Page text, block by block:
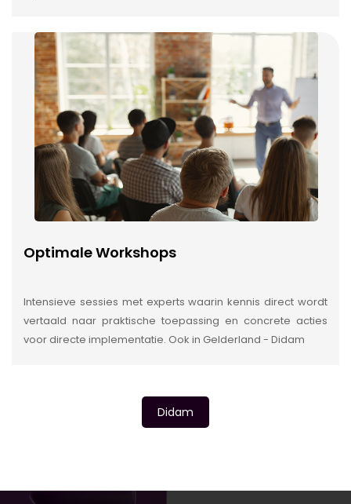
Optimale Workshops
Intensieve sessies met experts waarin kennis direct wordt
vertaald naar praktische toepassing en concrete acties
voor directe implementatie. Ook in Gelderland - Didam
Didam